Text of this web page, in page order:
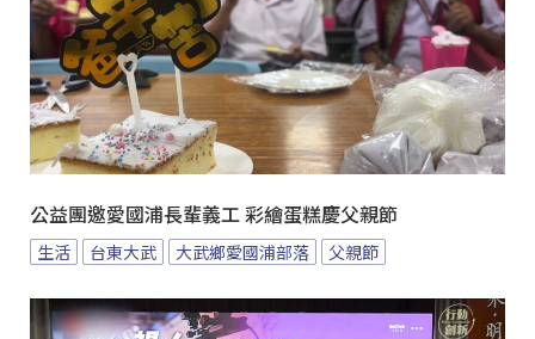
公益團邀愛國浦長輩義工 彩繪蛋糕慶父親節
生活 台東大武 大武鄉愛國浦部落 父親節